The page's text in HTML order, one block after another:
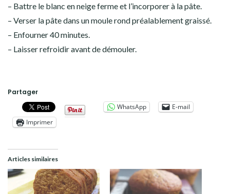
– Battre le blanc en neige ferme et l’incorporer à la pâte.
– Verser la pâte dans un moule rond préalablement graissé.
– Enfourner 40 minutes.
– Laisser refroidir avant de démouler.
Partager
WhatsApp
E-mail
Imprimer
Articles similaires